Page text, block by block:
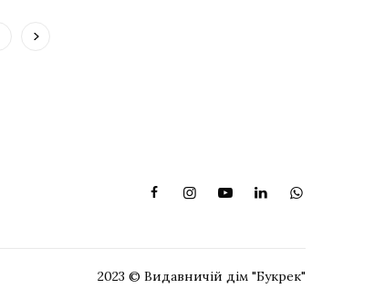
2023 © Видавничій дім "Букрек"